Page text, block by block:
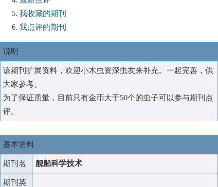
我收藏的期刊
我点评的期刊
说明
该期刊扩展资料，欢迎小木虫资深虫友来补充。一起完善，供
大家参考。
为了保证质量，目前只有金币大于50个的虫子可以参与期刊点
评。
基本资料
期刊名 舰船科学技术
期刊英